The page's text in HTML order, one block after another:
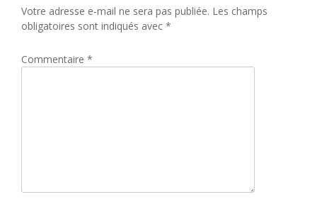
Votre adresse e-mail ne sera pas publiée. Les champs
obligatoires sont indiqués avec *
Commentaire *